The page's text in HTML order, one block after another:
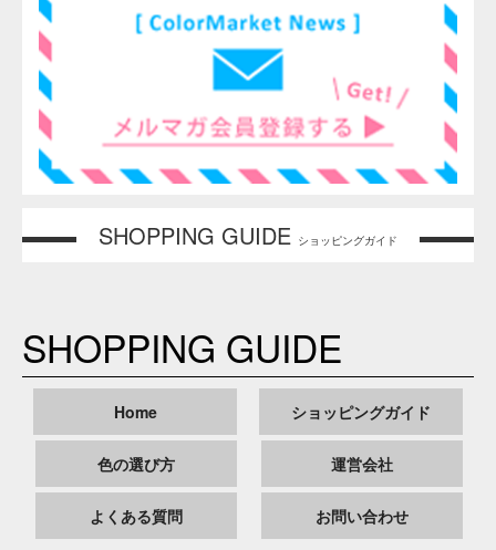
[使用例]
飲料、ゼリー、ワイン、シロップ、ジャム、冷菓など
【参考】食用天然色素の水溶希釈例一覧はこちらをクリック
ブドウ果皮色素・ハイレッドG-150の性質・性状
ついては以下の情報をご参考にしてください。
酸性側で熱、光に比較的安定
耐光性
染着性
（たんぱく質）